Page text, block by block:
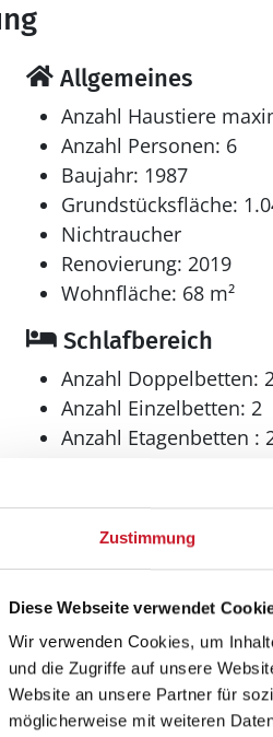
Zustimmung
Diese Webseite verwendet
Wir verwenden Cookies, um
und die Zugriffe auf unsere
Website an unsere Partner für
möglicherweise mit weiteren
Allgemeines
Anzahl Haustiere
Anzahl Personen: 6
Baujahr: 1987
Grundstücksfläche:
Nichtraucher
Renovierung: 2019
Wohnfläche: 68 m²
Schlafbereich
Anzahl Doppelbetten:
Anzahl Einzelbetten: 2
Anzahl Etagenbetten :
Bad
Anzahl Badezimmer: 1
Waschmaschine
Aussenbereich